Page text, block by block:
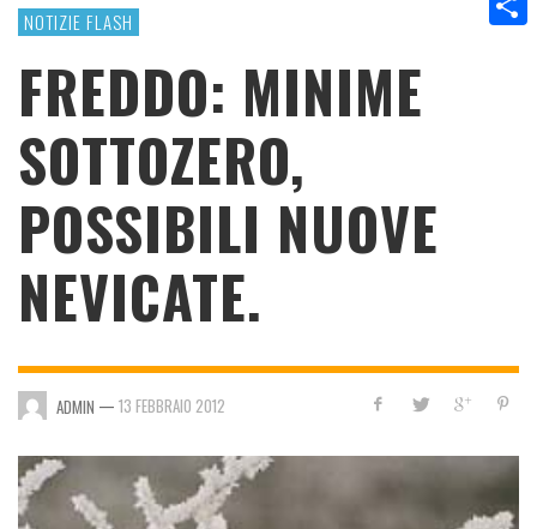
NOTIZIE FLASH
FREDDO: MINIME
SOTTOZERO,
POSSIBILI NUOVE
NEVICATE.
ADMIN — 13 FEBBRAIO 2012